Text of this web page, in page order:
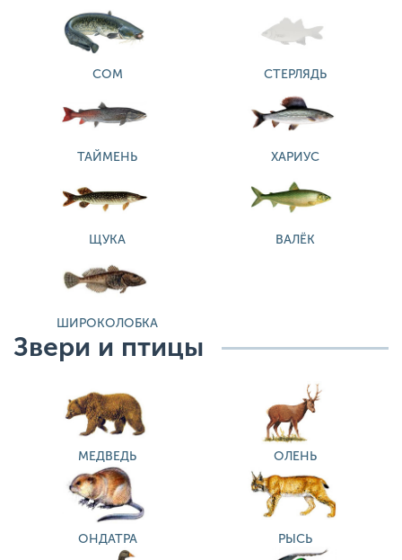
СОМ СТЕРЛЯДЬ
ТАЙМЕНЬ ХАРИУС
ЩУКА ВАЛЁК
ШИРОКОЛОБКА
Звери и птицы
МЕДВЕДЬ ОЛЕНЬ
ОНДАТРА РЫСЬ